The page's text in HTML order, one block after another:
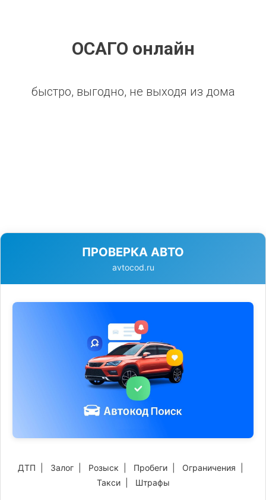
ОСАГО онлайн
быстро, выгодно, не выходя из дома
ПРОВЕРКА АВТО
avtocod.ru
ДТП Залог Розыск Пробеги Ограничения
Такси| Штрафы